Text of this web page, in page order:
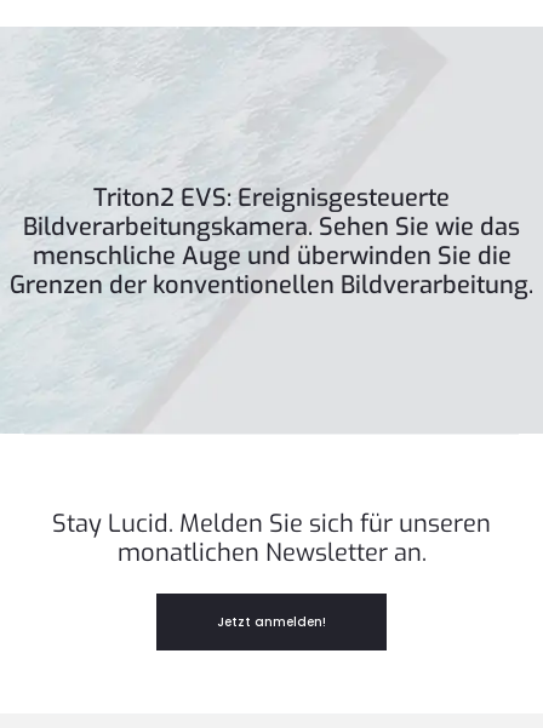
Triton2 EVS: Ereignisgesteuerte
Bildverarbeitungskamera. Sehen Sie wie das
menschliche Auge und überwinden Sie die
Grenzen der konventionellen Bildverarbeitung.
Stay Lucid. Melden Sie sich für unseren
monatlichen Newsletter an.
Jetzt anmelden!